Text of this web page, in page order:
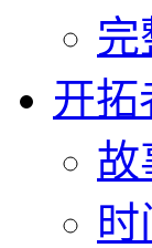
完
开拓
故